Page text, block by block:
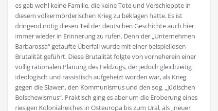
es gab wohl keine Familie, die keine Tote und Verschleppte in
diesem völkermörderischen Krieg zu beklagen hatte. Es ist
dringend nötig diesen Teil der deutschen Geschichte auch hier
immer wieder in Erinnerung zu rufen. Denn der „Unternehmen
Barbarossa“ getaufte Überfall wurde mit einer beispiellosen
Brutalität geführt. Diese Brutalität folgte von vorneherein einer
völlig rationalen Planung des Feldzugs, der jedoch gleichzeitig
ideologisch und rassistisch aufgeheizt worden war, als Krieg
gegen die Slawen, den Kommunismus und den sog. „jüdischen
Bolschewismus“. Praktisch ging es aber um die Eroberung eines
riesigen Kolonialreiches in Osteuropa bis zum Ural, als „neuer